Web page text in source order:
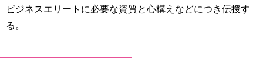
入
報
一
般・
域
ビジネスエリートに必要な資質と心構えなどにつき伝授す
る。